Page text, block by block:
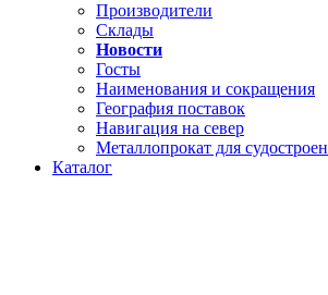
Производители
Склады
Новости
Госты
Наименования и сокращения
География поставок
Навигация на север
Металлопрокат для
Каталог